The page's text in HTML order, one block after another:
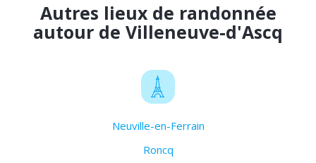
Autres lieux de randonnée
autour de Villeneuve-d'Ascq
Neuville-en-Ferrain
Roncq